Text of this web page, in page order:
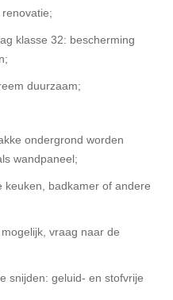
klasse 32: bescherming
duurzaam;
ondergrond worden
wandpaneel;
badkamer of andere
vraag naar de
snijden: geluid- en stofvrije